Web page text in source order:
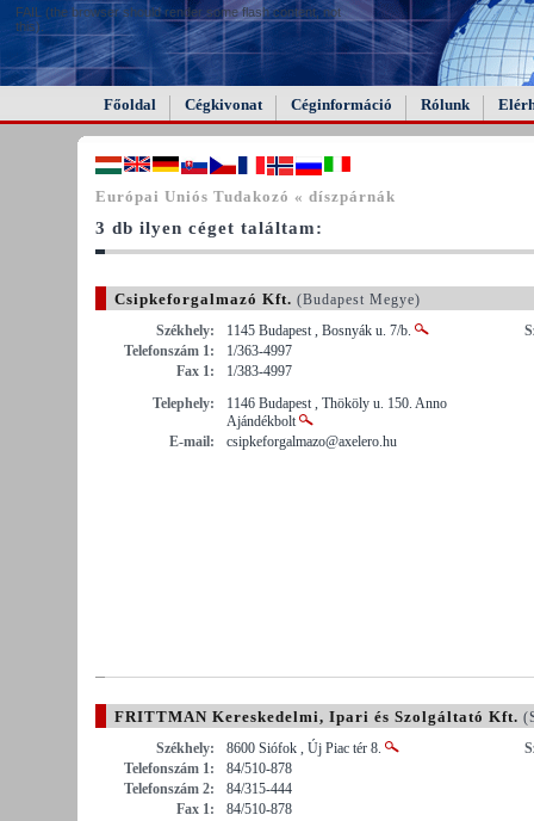
FAIL (the browser should render some flash content, not
this).
Főoldal Cégkivonat Céginformáció Rólunk
Európai Uniós Tudakozó « díszpárnák
3 db ilyen céget találtam:
Csipkeforgalmazó Kft. (Budapest Megye)
Székhely:
1145 Budapest , Bosnyák u. 7/b.
Telefonszám 1:
1/363-4997
Fax 1:
1/383-4997
Telephely:
1146 Budapest , Thököly u. 150. Anno
Ajándékbolt
E-mail:
csipkeforgalmazo@axelero.hu
FRITTMAN Kereskedelmi, Ipari és Szolgáltató Kft.
Székhely:
8600 Siófok , Új Piac tér 8.
Telefonszám 1:
84/510-878
Telefonszám 2:
84/315-444
Fax 1:
84/510-878